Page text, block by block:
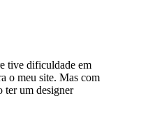
tive dificuldade em
o meu site. Mas com
ter um designer